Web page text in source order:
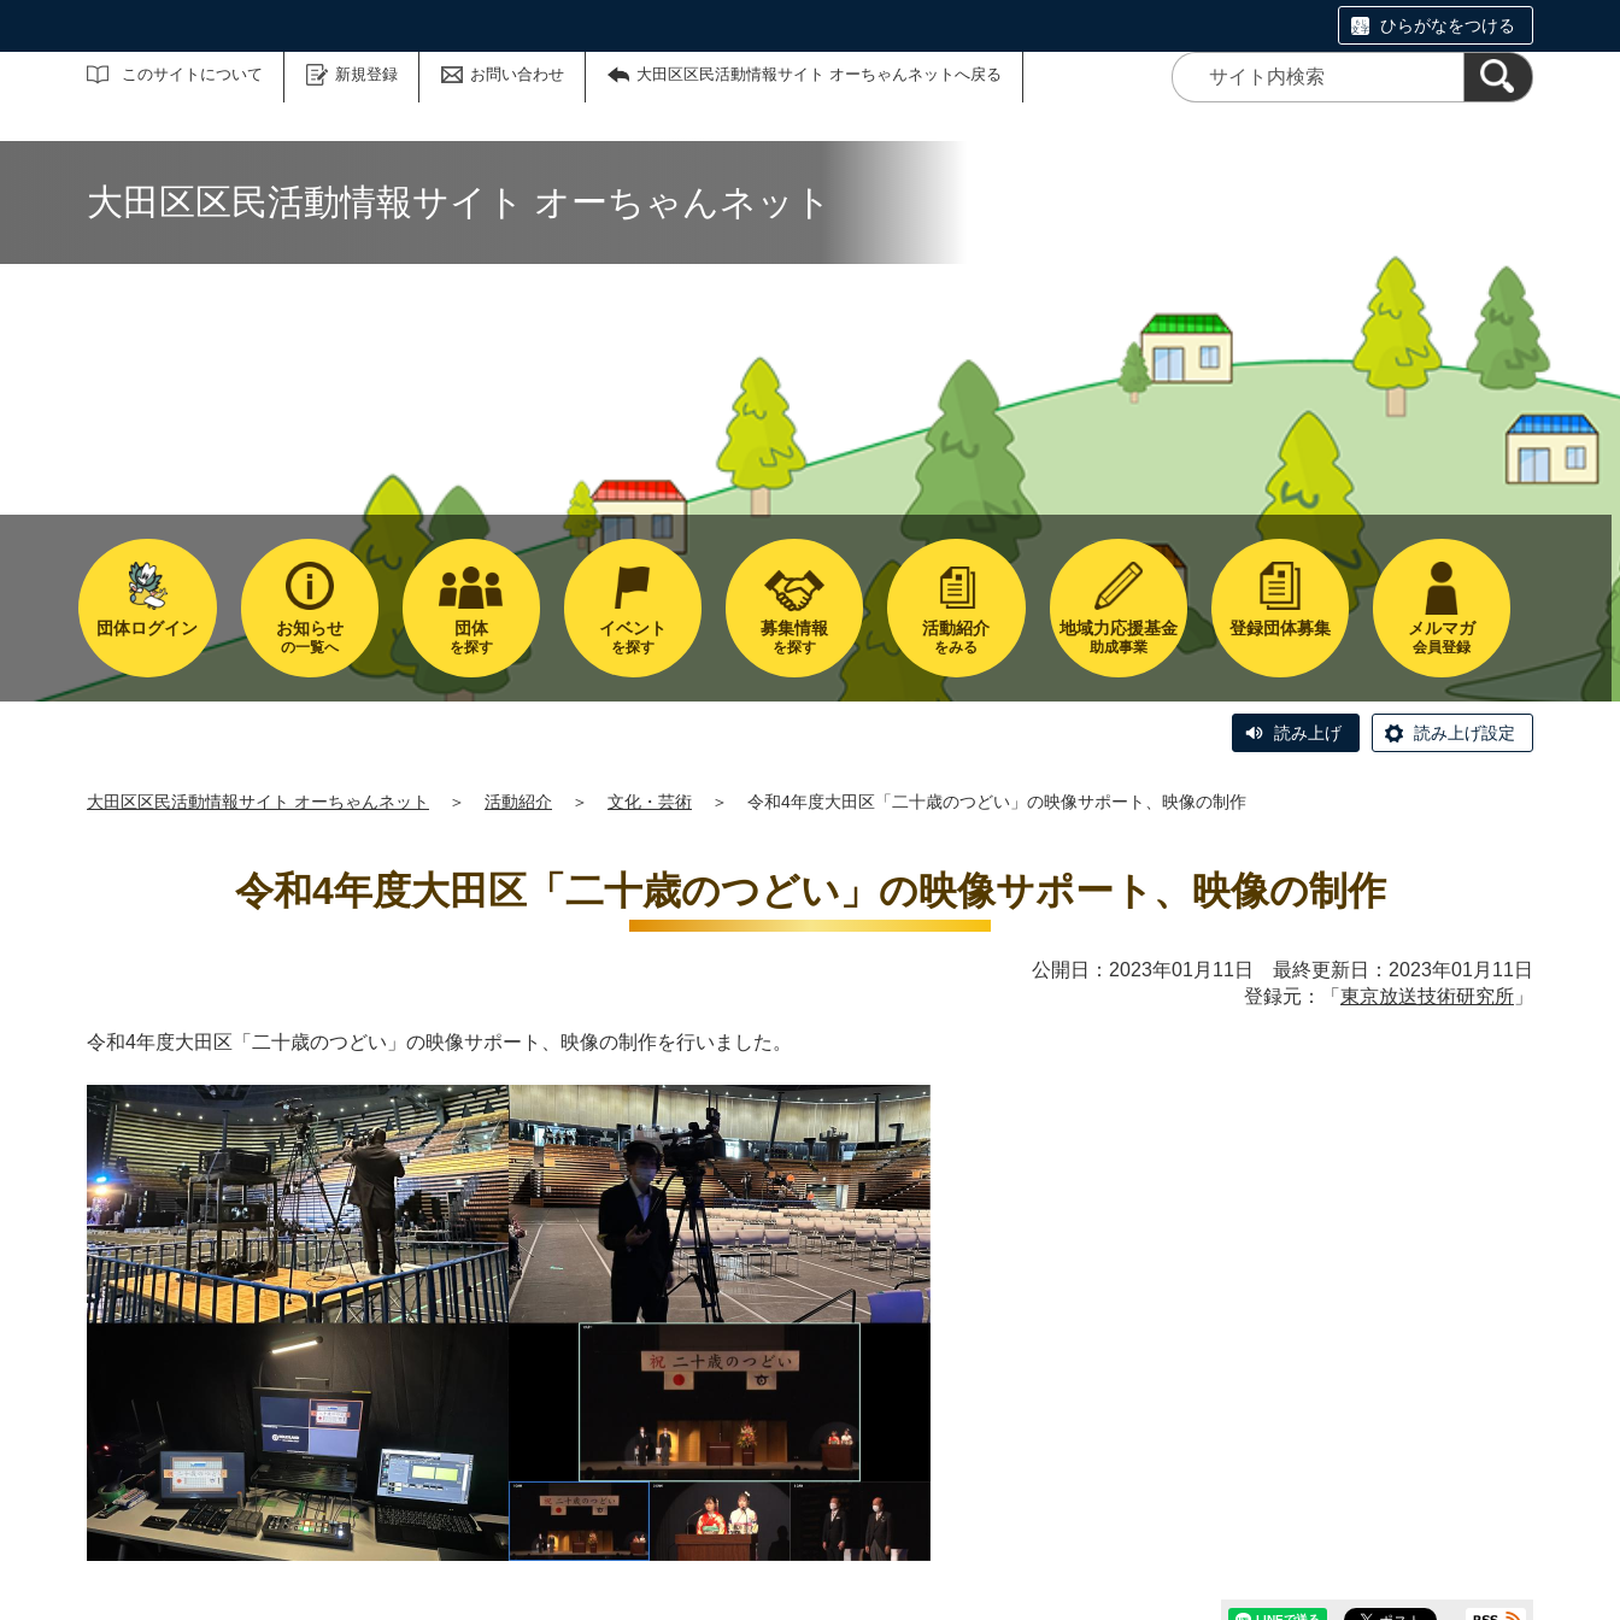
ひらがなをつける
このサイトについて 新規登録 お問い合わせ 大田区区民活動情報サイト オーちゃんネットへ戻る
サイト内検索
大田区区民活動情報サイト オーちゃんネット
団体ログイン お知らせ
の一覧へ
団体
を探す
イベント
を探す
募集情報
を探す
活動紹介
をみる
地域力応援基金
助成事業
登録団体募集 メルマガ
会員登録
読み上げ 読み上げ設定
大田区区民活動情報サイト オーちゃんネット ＞ 活動紹介 ＞ 文化・芸術 ＞ 令和4年度大田区「二十歳のつどい」の映像サポート、映像の制作
令和4年度大田区「二十歳のつどい」の映像サポート、映像の制作
公開日：2023年01月11日 最終更新日：2023年01月11日
登録元：「 東京放送技術研究所 」
令和4年度大田区「二十歳のつどい」の映像サポート、映像の制作を行いました。